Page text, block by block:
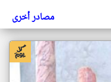
مصادر أخرى